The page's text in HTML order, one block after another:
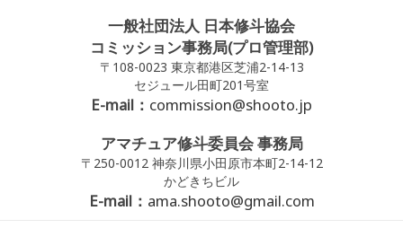
一般社団法人 日本修斗協会
コミッション事務局(プロ管理部)
〒108-0023 東京都港区芝浦2-14-13
セジュール田町201号室
E-mail： commission@shooto.jp
アマチュア修斗委員会 事務局
〒250-0012 神奈川県小田原市本町2-14-12
かどきちビル
E-mail： ama.shooto@gmail.com